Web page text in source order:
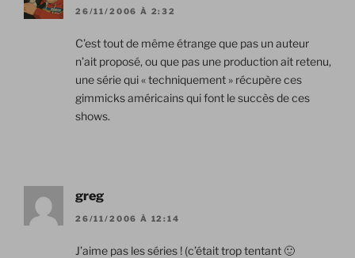
26/11/2006 À 2:32
C’est tout de même étrange que pas un auteur
n’ait proposé, ou que pas une production ait retenu,
une série qui « techniquement » récupère ces
gimmicks américains qui font le succès de ces
shows.
greg
26/11/2006 À 12:14
J’aime pas les séries ! (c’était trop tentant 🙂